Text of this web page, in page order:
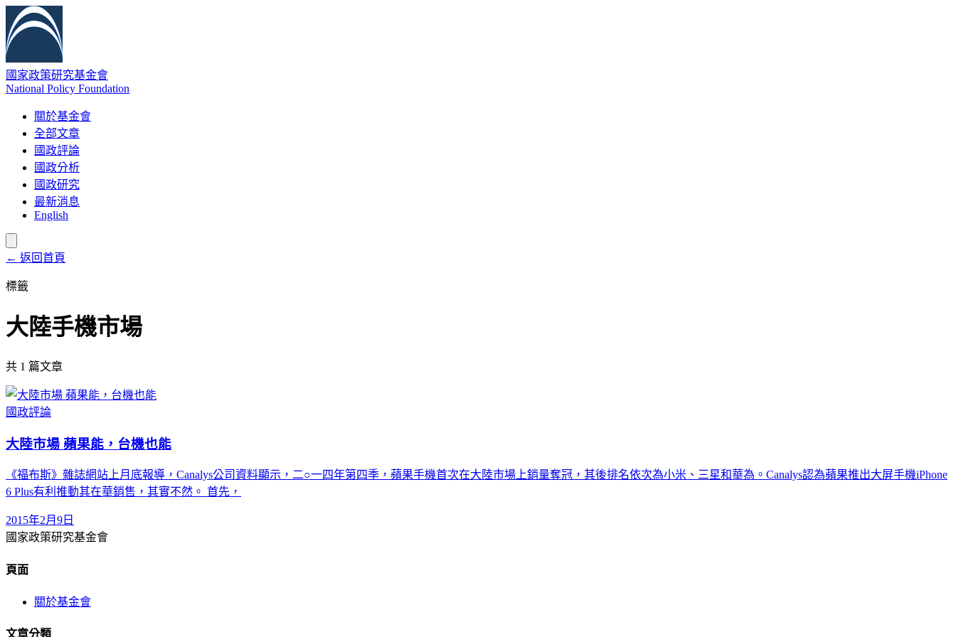
國家政策研究基金會
National Policy Foundation
關於基金會
全部文章
國政評論
國政分析
國政研究
最新消息
English
← 返回首頁
標籤
大陸手機市場
共 1 篇文章
國政評論
大陸市場 蘋果能，台機也能
《福布斯》雜誌網站上月底報導，Canalys公司資料顯示，二○一四年第四季，蘋果手機首次在大陸市場上銷量奪冠，其後排名依次為小米、三星和華為。Canalys認為蘋果推出大屏手機iPhone
6 Plus有利推動其在華銷售，其實不然。 首先，
2015年2月9日
國家政策研究基金會
頁面
關於基金會
文章分類